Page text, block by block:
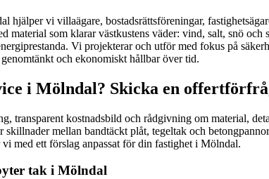
hjälper vi villaägare, bostadsrättsföreningar,
material som klarar västkustens väder: vind, salt, snö
Vi projekterar och utför med fokus på
och ekonomiskt hållbar över tid.
i Mölndal? Skicka en
transparent kostnadsbild och rådgivning om material,
mellan bandtäckt plåt, tegeltak och
med ett förslag anpassat för din fastighet i Mölndal.
tak i Mölndal